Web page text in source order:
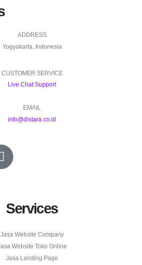
ADDRESS
Yogyakarta, Indonesia
CUSTOMER SERVICE
Live Chat Support
EMAIL
info@distara.co.id
Services
Jasa Website Company
Website Toko Online
Jasa Landing Page